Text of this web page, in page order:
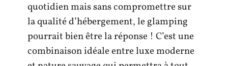
quotidien mais sans compromettre sur
la qualité d’hébergement, le glamping
pourrait bien être la réponse ! C’est une
combinaison idéale entre luxe moderne